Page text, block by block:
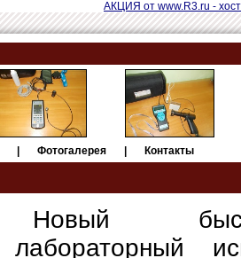
АКЦИЯ от www.R3.ru -
Фотогалерея Контакты
Новый
лабораторный